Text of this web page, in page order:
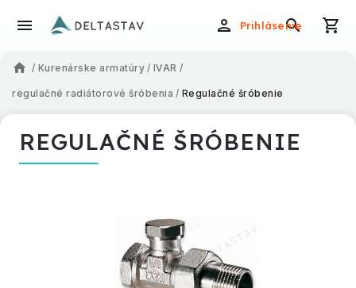
Prihlásenie
/ Kurenárske armatúry / IVAR /
regulačné radiátorové šróbenia / Regulačné šróbenie
REGULAČNÉ ŠRÓBENIE